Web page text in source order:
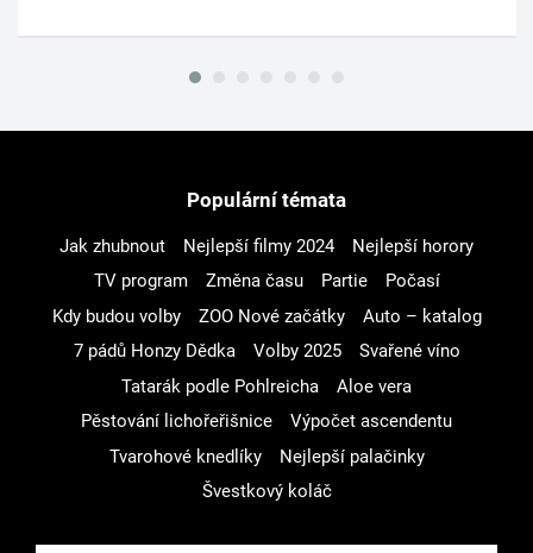
Populární témata
Jak zhubnout Nejlepší filmy 2024
Nejlepší horory
TV program
Změna času Partie
Počasí
Kdy budou volby
ZOO Nové začátky
Auto – katalog
7 pádů Honzy Dědka
Volby 2025
Svařené víno
Tatarák podle Pohlreicha
Aloe vera
Pěstování lichořeřišnice
Výpočet ascendentu
Tvarohové knedlíky
Nejlepší palačinky
Švestkový koláč